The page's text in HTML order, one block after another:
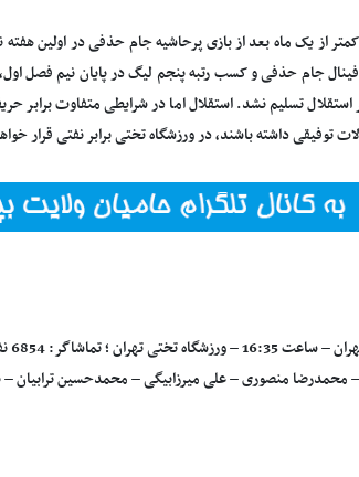
از یک ماه بعد از بازی پرحاشیه جام حذفی در اولین
فینال جام حذفی و کسب رتبه پنجم لیگ در پایان نیم فصل
استقلال تسلیم نشد. استقلال اما در شرایطی متفاوت برابر
توفیقی داشته باشند، در ورزشگاه تختی برابر نفتی قرار
تهران ؛ تماشاگر: 6854 نفر
محمدرضا منصوری – علی میرزابیگی – محمدحسین